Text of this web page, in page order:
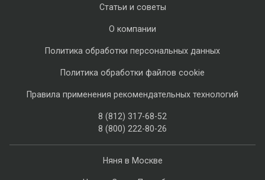
Няня в Москве
Статьи и советы
О компании
Политика обработки персональных данных
Политика обработки файлов cookie
Правила применения рекомендательных технологий
8 (812) 317-68-52
8 (800) 222-80-26